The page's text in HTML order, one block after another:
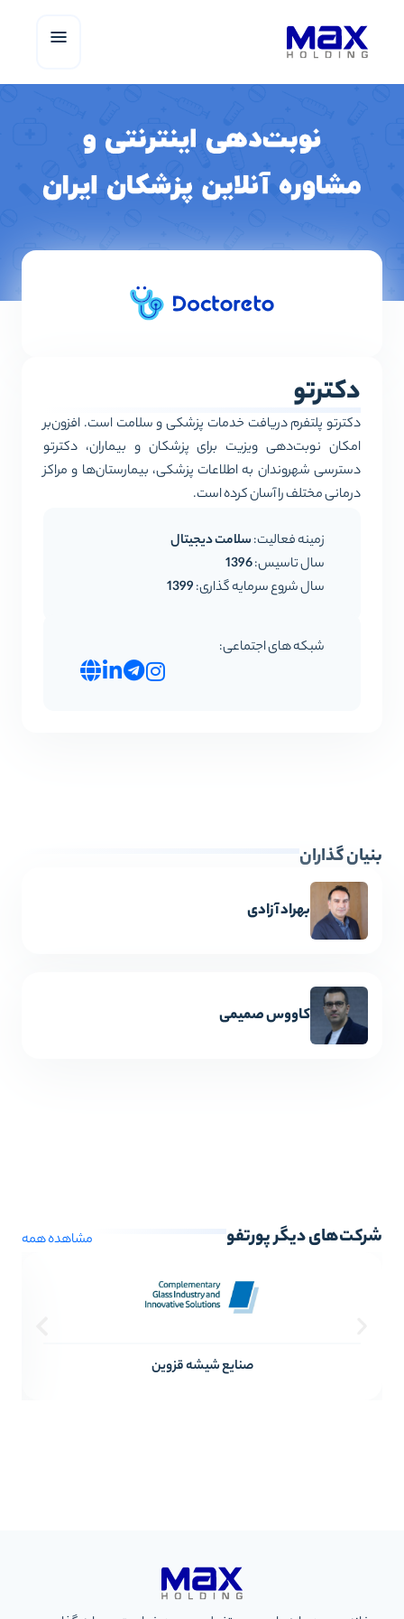
دکترتو
دکترتو پلتفرم دریافت خدمات پزشکی و سلامت است. افزون‌بر
امکان نوبت‌دهی ویزیت برای پزشکان و بیماران، دکترتو
دسترسی شهروندان به اطلاعات پزشکی، بیمارستان‌ها و مراکز
درمانی مختلف را آسان کرده است.
زمینه فعالیت: ​سلامت دیجیتال
سال تاسیس:1396
سال شروع سرمایه گذاری:​1399
شبکه های اجتماعی:
بنیان گذاران
بهراد آزادی
کاووس صمیمی
شرکت‌های دیگر پورتفو مشاهده همه
صنایع شیشه قزوین